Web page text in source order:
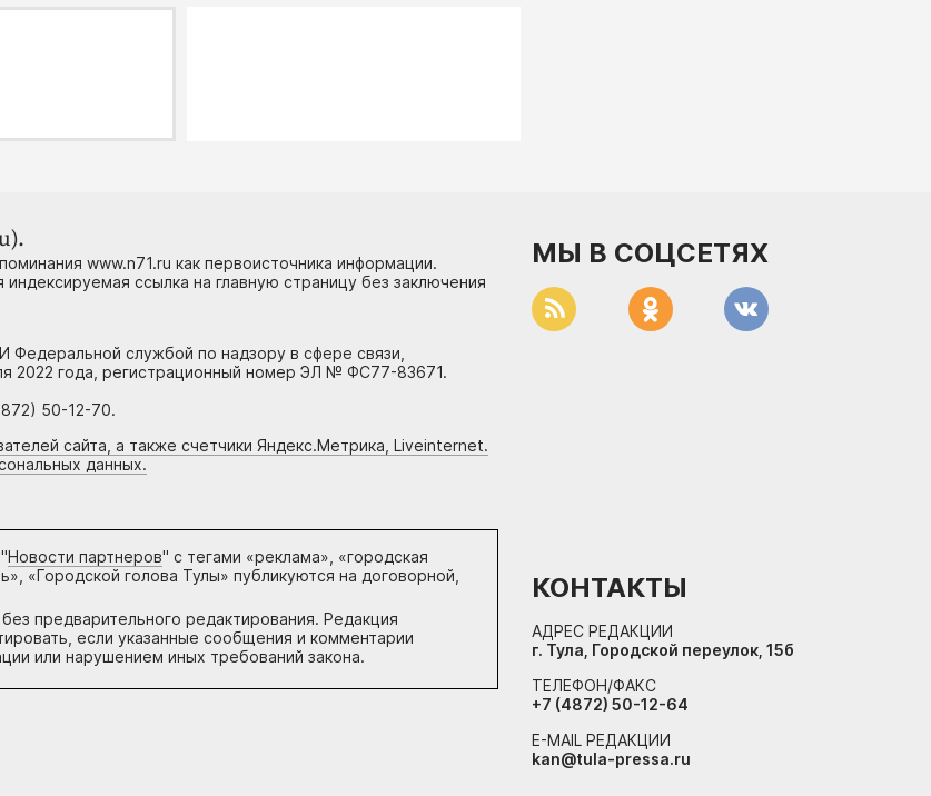
www.n71.ru как первоисточника информации.
ссылка на главную страницу без заключения
Федеральной службой по надзору в сфере связи,
2022 года, регистрационный номер ЭЛ № ФС77-83671.
50-12-70.
сайта, а также счетчики Яндекс.Метрика, Liveinternet.
данных.
Новости партнеров" с тегами «реклама», «городская
«Городской голова Тулы» публикуются на договорной,
предварительного редактирования. Редакция
если указанные сообщения и комментарии
или нарушением иных требований закона.
МЫ В СОЦСЕТЯХ
КОНТАКТЫ
АДРЕС РЕДАКЦИИ
г. Тула, Городской переулок, 15б
ТЕЛЕФОН/ФАКС
+7 (4872) 50-12-64
E-MAIL РЕДАКЦИИ
kan@tula-pressa.ru